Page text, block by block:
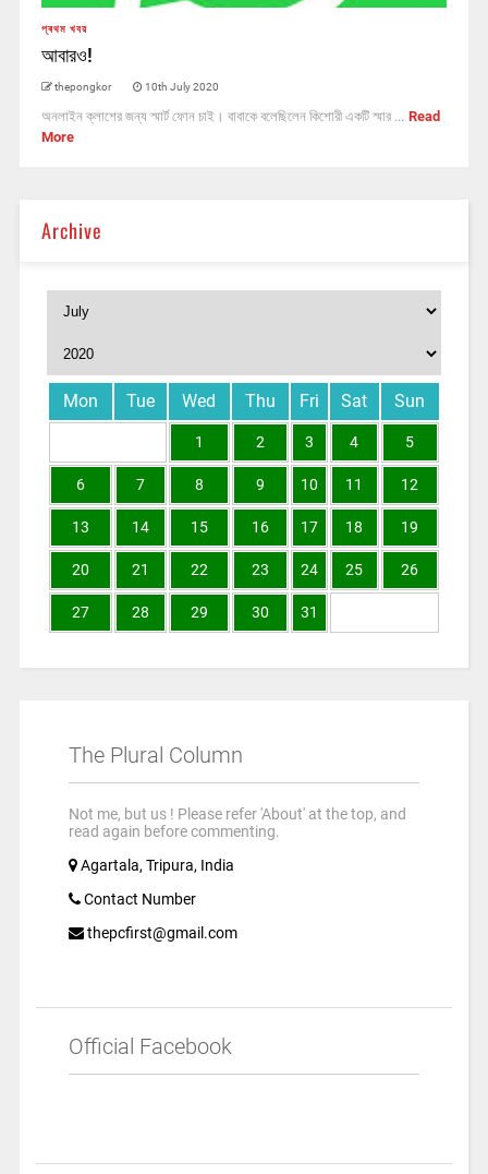
প্ৰথম খবর
আবারও!
thepongkor 10th July 2020
অনলাইন ক্লাশের জন্য স্মার্ট ফোন চাই। বাবাকে বলেছিলেন কিশোরী একটি স্মার ... Read
More
Archive
Mon Tue Wed Thu Fri Sat Sun
1 2 3 4 5
6 7 8 9 10 11 12
13 14 15 16 17 18 19
20 21 22 23 24 25 26
27 28 29 30 31
The Plural Column
Not me, but us ! Please refer 'About' at the top, and
read again before commenting.
Agartala, Tripura, India
Contact Number
thepcfirst@gmail.com
Official Facebook